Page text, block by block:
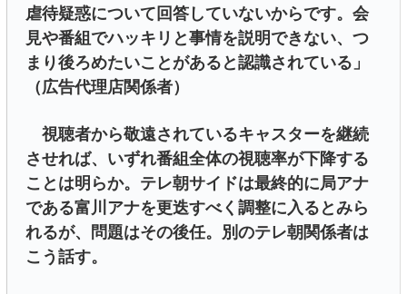
虐待疑惑について回答していないからです。会
見や番組でハッキリと事情を説明できない、つ
まり後ろめたいことがあると認識されている」
（広告代理店関係者）
視聴者から敬遠されているキャスターを継続
させれば、いずれ番組全体の視聴率が下降する
ことは明らか。テレ朝サイドは最終的に局アナ
である富川アナを更迭すべく調整に入るとみら
れるが、問題はその後任。別のテレ朝関係者は
こう話す。